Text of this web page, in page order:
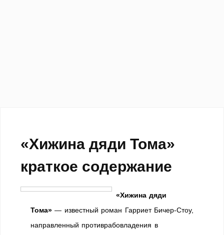
«Хижина дяди Тома»
краткое содержание
«Хижина дяди
Тома»— известный роман Гарриет Бичер-Стоу,
направленный противрабовладения в